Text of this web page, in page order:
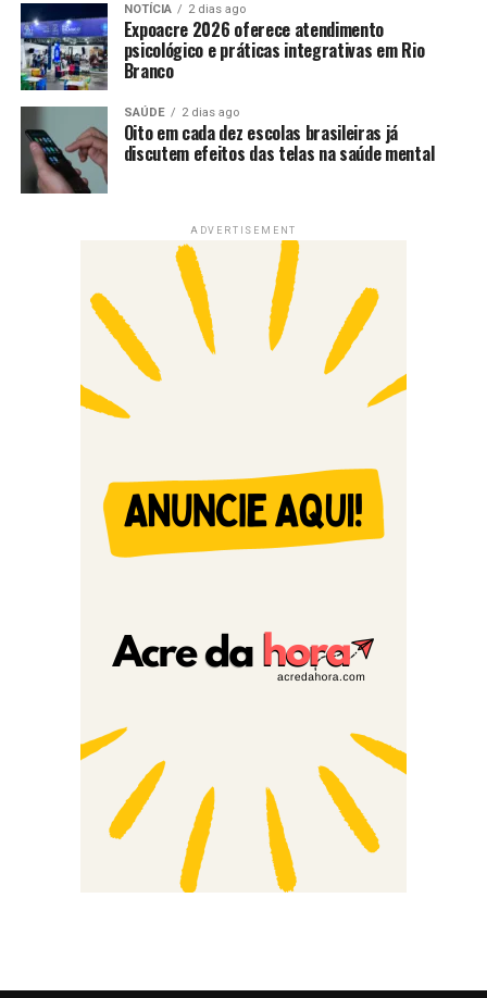
NOTÍCIA 2 dias ago
Expoacre 2026 oferece atendimento
psicológico e práticas integrativas em Rio
Branco
SAÚDE 2 dias ago
Oito em cada dez escolas brasileiras já
discutem efeitos das telas na saúde mental
ADVERTISEMENT